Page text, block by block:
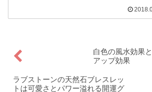
白色の風水効果
アップ効果
ラブストーンの天然石ブレスレッ
トは可愛さとパワー溢れる開運グ